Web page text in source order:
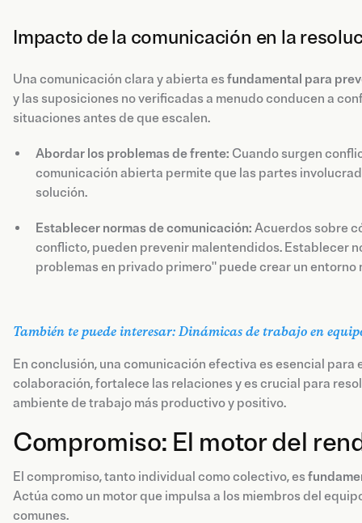
Impacto de la comunicación en la
Una comunicación clara y abierta es fundamental para
y las suposiciones no verificadas a menudo conducen a
situaciones antes de que escalen.
Abordar los problemas de frente: Cuando surgen
comunicación abierta permite que las partes
solución.
Establecer normas de comunicación: Acuerdos sobre
conflicto, pueden prevenir malentendidos. Establecer
problemas en privado primero" puede crear un entorno
También te puede interesar: Dinámicas de trabajo en
En conclusión, una comunicación efectiva es esencial
colaboración, fortalece las relaciones y es crucial para
ambiente de trabajo más productivo y positivo.
Compromiso: El motor del
El compromiso, tanto individual como colectivo, es
Actúa como un motor que impulsa a los miembros del
comunes.